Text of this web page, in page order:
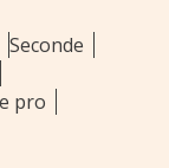
Seconde
pro